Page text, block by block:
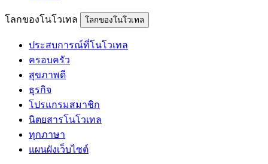
โลกของโนโวเทล โลกของโนโวเทล
ประสบการณ์ที่โนโวเทล
ครอบครัว
สุขภาพดี
ธุรกิจ
โปรแกรมสมาชิก
นิตยสารโนโวเทล
ทุกภาษา
แผนผังเว็บไซต์